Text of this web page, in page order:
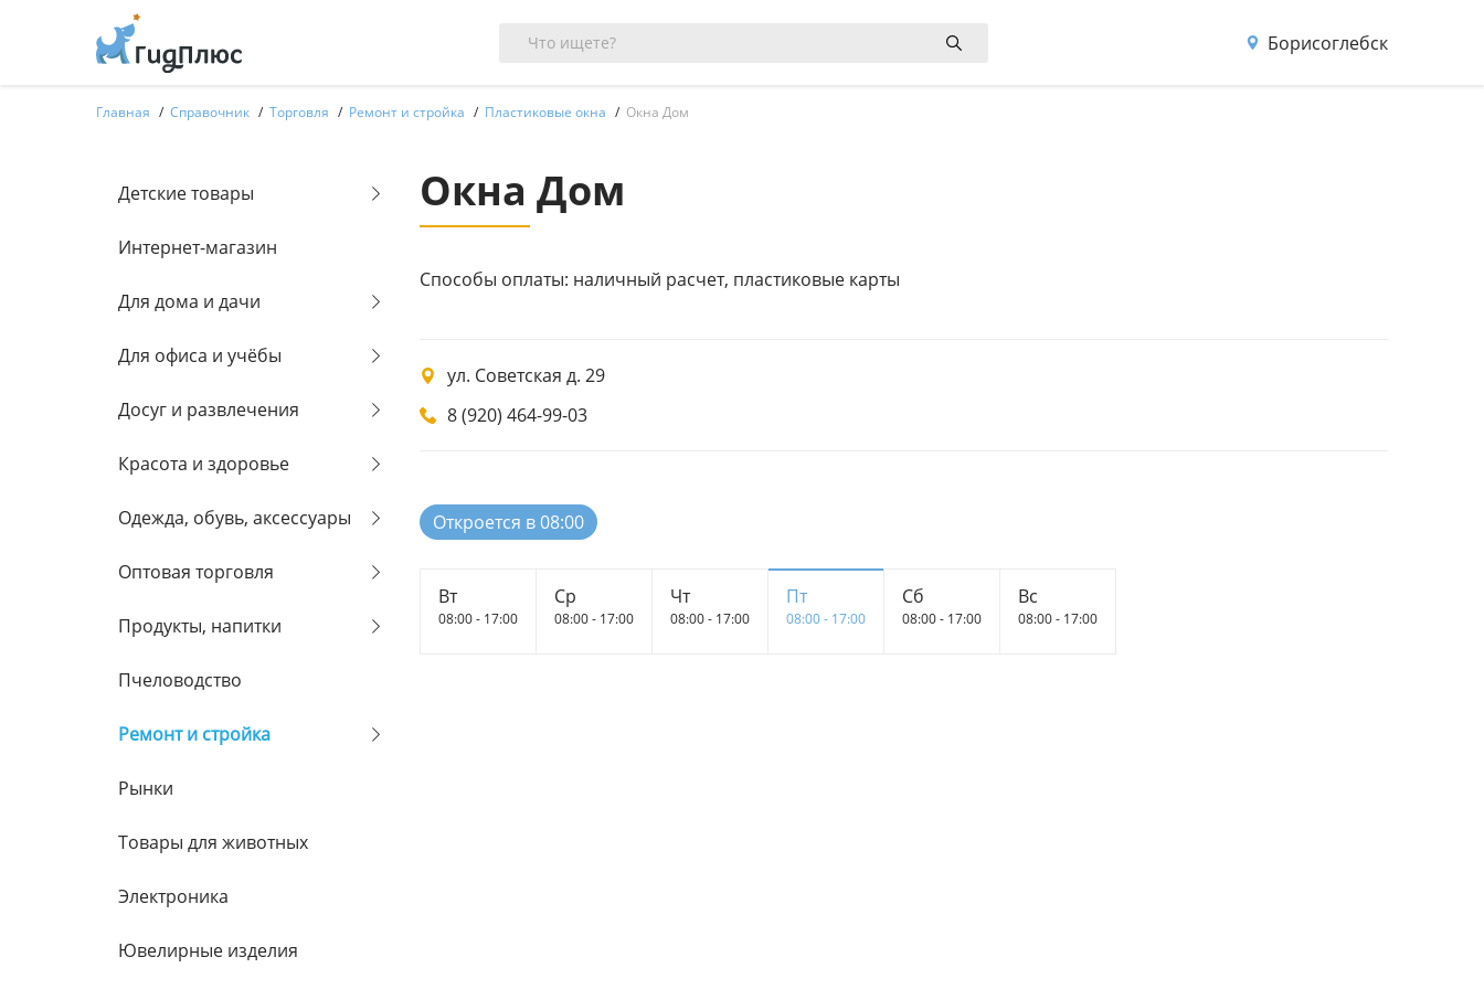
Борисоглебск
Главная Справочник Торговля Ремонт и стройка Пластиковые окна Окна Дом
Детские товары
Интернет-магазин
Для дома и дачи
Для офиса и учёбы
Досуг и развлечения
Красота и здоровье
Одежда, обувь, аксессуары
Оптовая торговля
Продукты, напитки
Пчеловодство
Ремонт и стройка
Рынки
Товары для животных
Электроника
Ювелирные изделия
Окна Дом
Способы оплаты: наличный расчет, пластиковые карты
ул. Советская д. 29
8 (920) 464-99-03
Откроется в 08:00
Вт
08:00 - 17:00
Ср
08:00 - 17:00
Чт
08:00 - 17:00
Пт
08:00 - 17:00
Сб
08:00 - 17:00
Вс
08:00 - 17:00